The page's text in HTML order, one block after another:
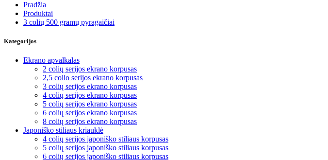
Pradžia
Produktai
3 colių 500 gramų pyragaičiai
Kategorijos
Ekrano apvalkalas
2 colių serijos ekrano korpusas
2,5 colio serijos ekrano korpusas
3 colių serijos ekrano korpusas
4 colių serijos ekrano korpusas
5 colių serijos ekrano korpusas
6 colių serijos ekrano korpusas
8 colių serijos ekrano korpusas
Japoniško stiliaus kriauklė
4 colių serijos japoniško stiliaus korpusas
5 colių serijos japoniško stiliaus korpusas
6 colių serijos japoniško stiliaus korpusas